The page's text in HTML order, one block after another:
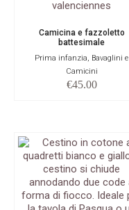
Camicina e fazzoletto
battesimale
Prima infanzia, Bavaglini e
Camicini
€45.00